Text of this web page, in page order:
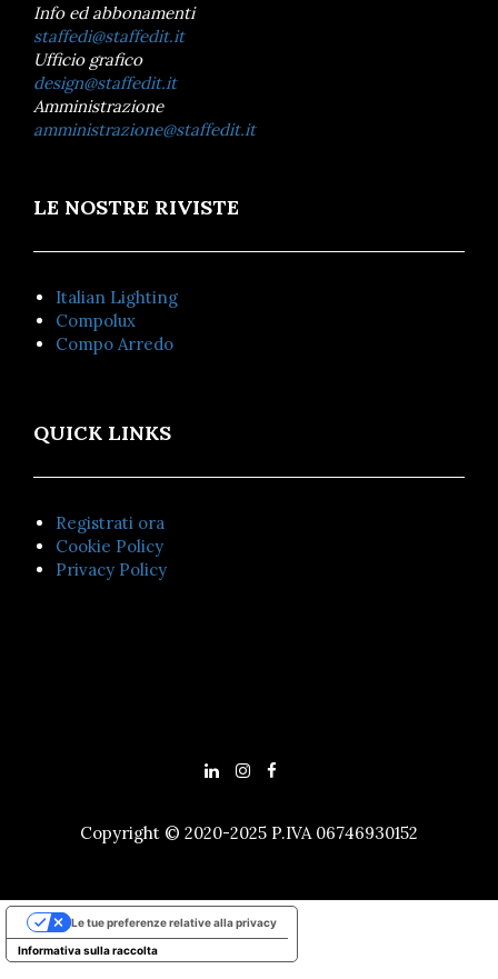
Info ed abbonamenti
staffedi@staffedit.it
Ufficio grafico
design@staffedit.it
Amministrazione
amministrazione@staffedit.it
LE NOSTRE RIVISTE
Italian Lighting
Compolux
Compo Arredo
QUICK LINKS
Registrati ora
Cookie Policy
Privacy Policy
Copyright © 2020-2025 P.IVA 06746930152
Informativa sulla raccolta
Le tue preferenze relative alla privacy